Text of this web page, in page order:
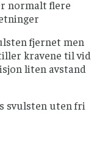
normalt flere
fjernet men
kravene til vid
liten avstand
svulsten uten fri